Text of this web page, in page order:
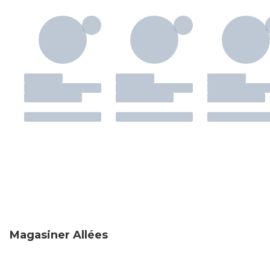
Magasiner Allées